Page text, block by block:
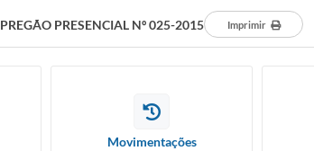
PREGÃO PRESENCIAL Nº 025-2015 Imprimir
Movimentações